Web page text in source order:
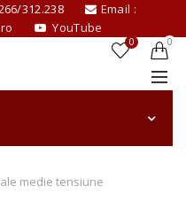
312.238
Email :
YouTube
0 0
medie tensiune